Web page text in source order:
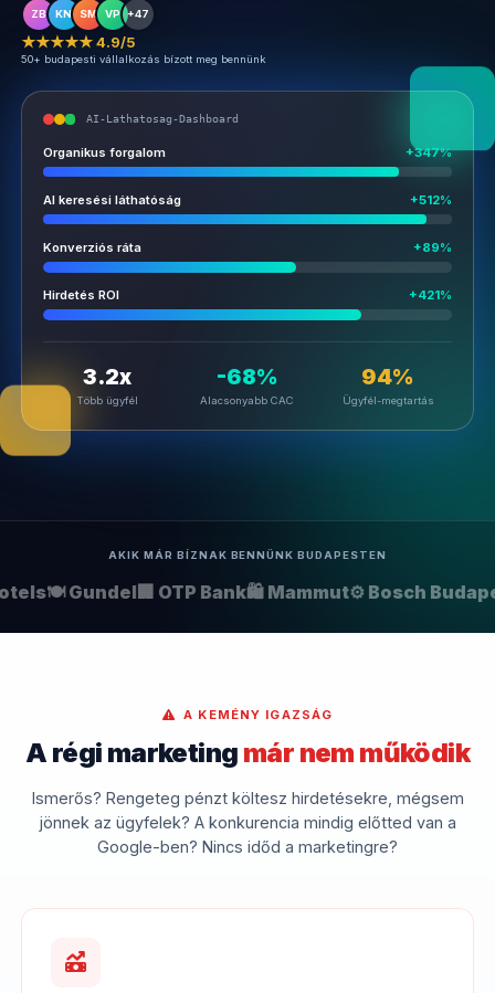
ZB KN SM VP +47
★★★★★ 4.9/5
50+ budapesti vállalkozás bízott meg bennünk
Organikus forgalom +347%
AI keresési láthatóság +512%
Konverziós ráta +89%
Hirdetés ROI +421%
3.2x -68% 94%
AKIK MÁR BÍZNAK BENNÜNK BUDAPESTEN
🍽️ Gundel🏢 OTP Bank🛍️ Mammut⚙️ Bosch
A KEMÉNY IGAZSÁG
A régi marketing már nem működik
Ismerős? Rengeteg pénzt költesz hirdetésekre, mégsem
jönnek az ügyfelek? A konkurencia mindig előtted van a
Google-ben? Nincs időd a marketingre?